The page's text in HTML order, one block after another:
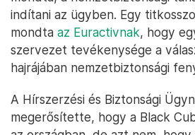
indítani az ügyben. Egy
mondta az Euractivnak, hogy
szervezet tevékenysége a
hajrájában nemzetbiztonsági
A Hírszerzési és Biztonsági
megerősítette, hogy a Black